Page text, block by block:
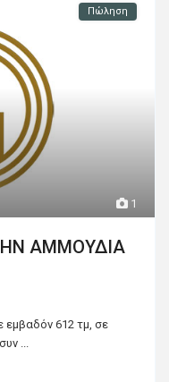
1
Πώληση
ΑΜΜΟΥΔΙΑ
εμβαδόν 612 τμ, σε